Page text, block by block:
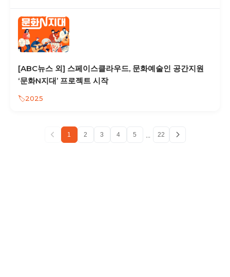
[ABC뉴스 외] 스페이스클라우드, 문화예술인 공간지원
‘문화N지대’ 프로젝트 시작
2025
1 2 3 4 5 ... 22